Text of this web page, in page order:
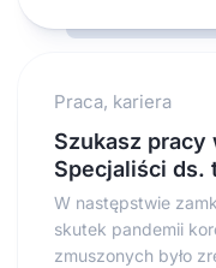
Praca, kariera
Szukasz
Specjaliści ds.
W następstwie
skutek pandemii
zmuszonych było